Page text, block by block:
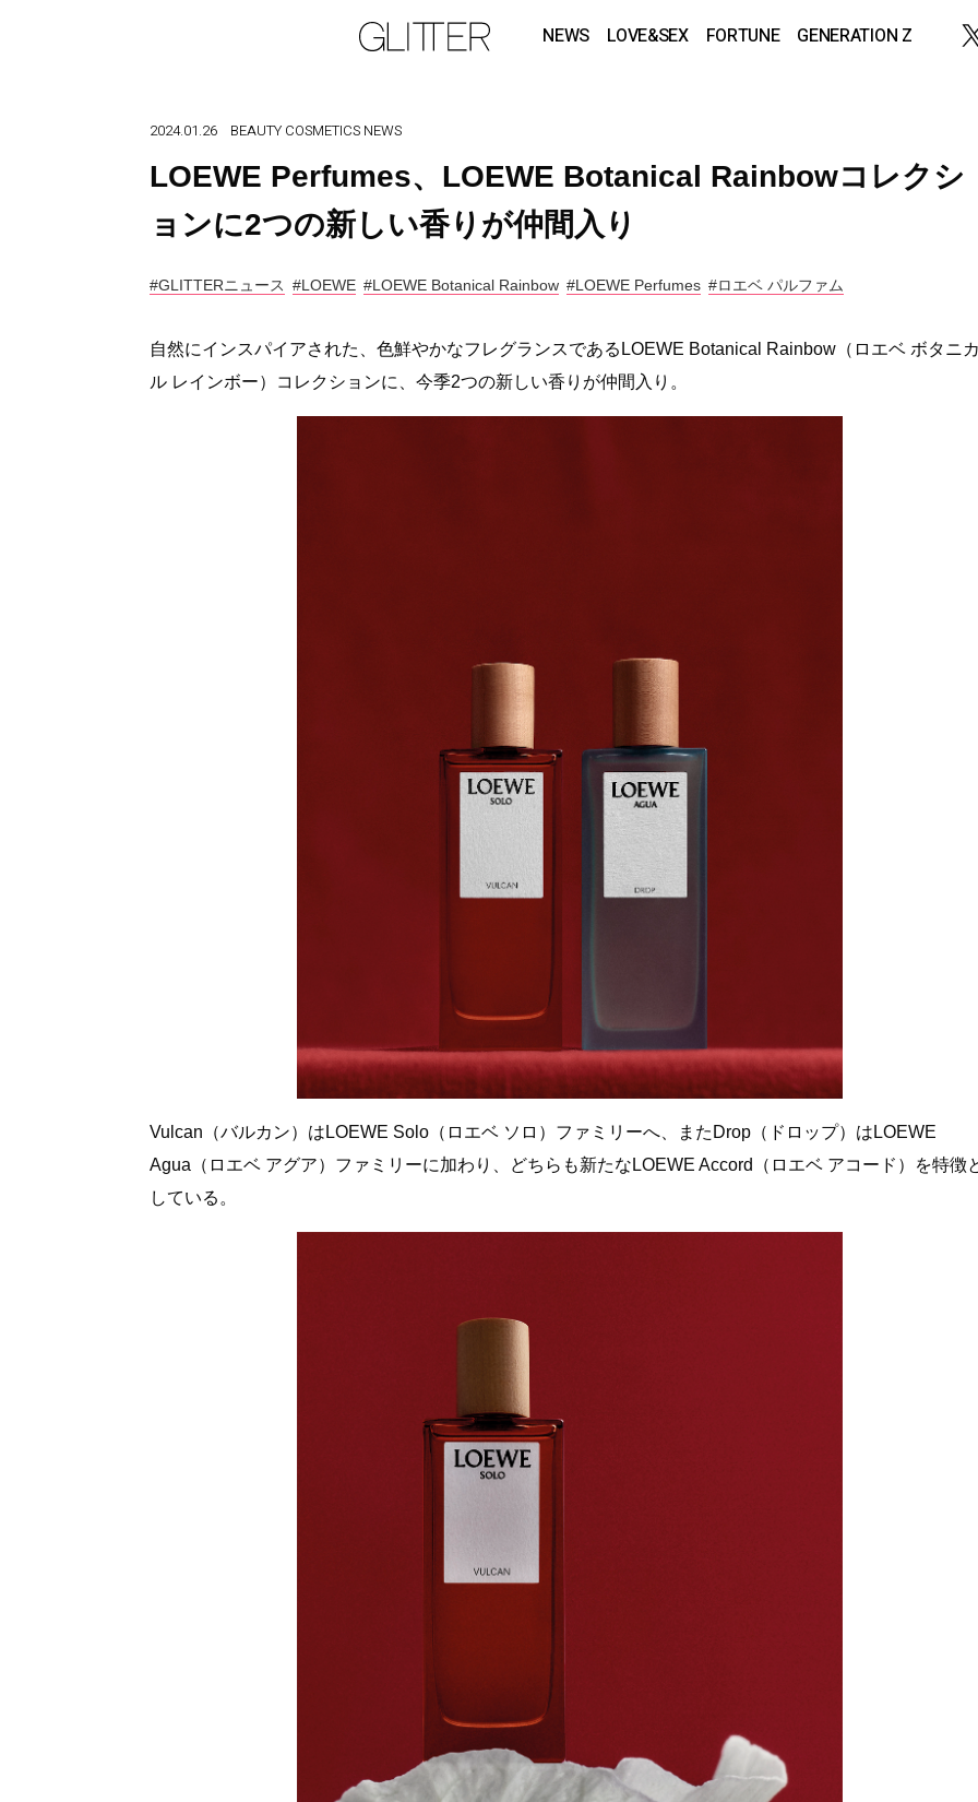
NEWS LOVE&SEX FORTUNE GENERATION Z
2024.01.26 BEAUTY COSMETICS NEWS
LOEWE Perfumes、LOEWE Botanical Rainbowコレクシ
ョンに2つの新しい香りが仲間入り
#GLITTERニュース #LOEWE #LOEWE Botanical Rainbow #LOEWE Perfumes #ロエベ パルファム
自然にインスパイアされた、色鮮やかなフレグランスであるLOEWE Botanical Rainbow（ロエベ ボタニ
ル レインボー）コレクションに、今季2つの新しい香りが仲間入り。
Vulcan（バルカン）はLOEWE Solo（ロエベ ソロ）ファミリーへ、またDrop（ドロップ）はLOEWE
Agua（ロエベ アグア）ファミリーに加わり、どちらも新たなLOEWE Accord（ロエベ アコード）を特徴
している。